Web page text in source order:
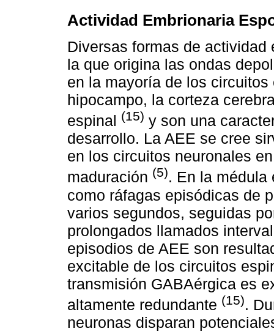
Actividad Embrionaria
Diversas formas de
la que origina las ondas
en la mayoría de los
hipocampo, la corteza
espinal (15) y son una
desarrollo. La AEE se cree
en los circuitos neuronales
maduración (5). En la médula
como ráfagas episódicas de
varios segundos, seguidas
prolongados llamados
episodios de AEE son
excitable de los circuitos
transmisión GABAérgica es
altamente redundante (15).
neuronas disparan